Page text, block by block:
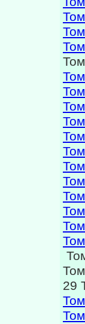
Том
29